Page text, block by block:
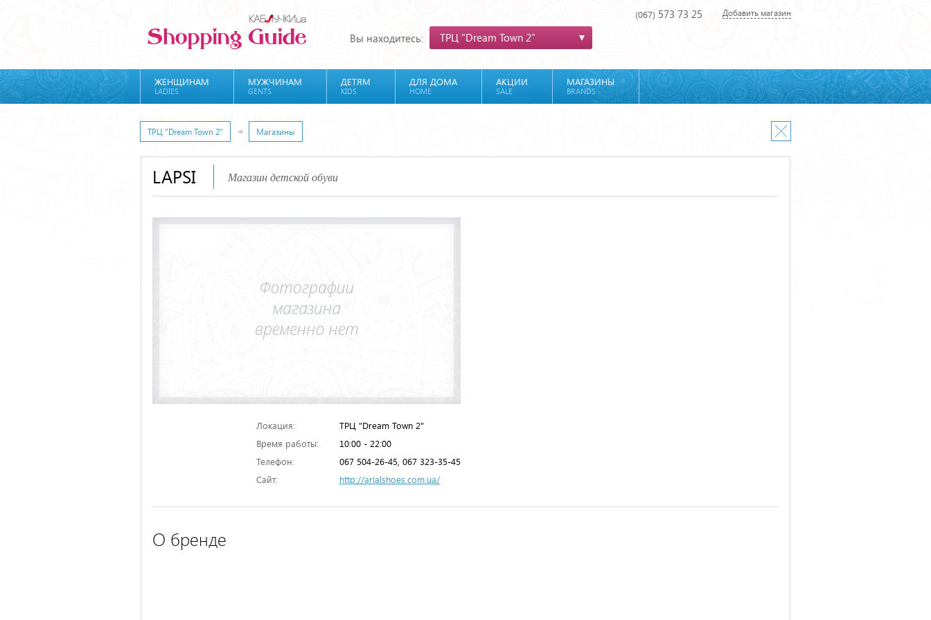
Вы находитесь: ТРЦ "Dream Town 2"
(067) 573 73 25 Добавить магазин
ЖЕНЩИНАМ
LADIES
МУЖЧИНАМ
GENTS
ДЕТЯМ
KIDS
ДЛЯ ДОМА
HOME
АКЦИИ
SALE
МАГАЗИНЫ
BRANDS
ТРЦ "Dream Town 2" Магазины
LAPSI Магазин детской обуви
Локация:
ТРЦ "Dream Town 2"
Время работы:
10:00 - 22:00
Телефон:
067 504-26-45, 067 323-35-45
Сайт:
http://arialshoes.com.ua/
О бренде